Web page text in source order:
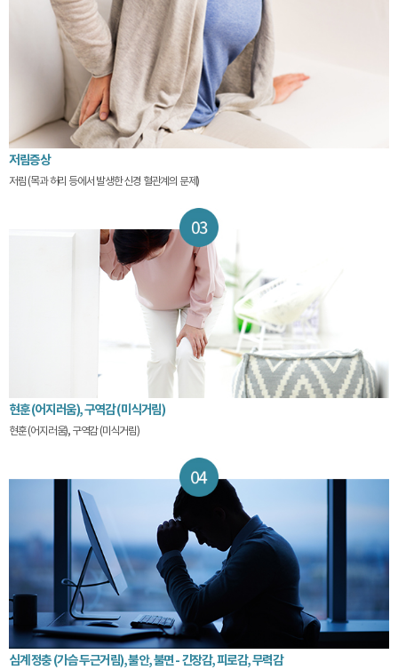
저림증상
저림 (목과 허리 등에서 발생한 신경 혈관계의 문제)
현훈 (어지러움), 구역감 (미식거림)
현훈 (어지러움), 구역감 (미식거림)
심계 정충 (가슴 두근거림), 불안, 불면 - 긴장감, 피로감, 무력감